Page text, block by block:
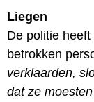
Liegen
De politie
betrokken
verklaarden,
dat ze